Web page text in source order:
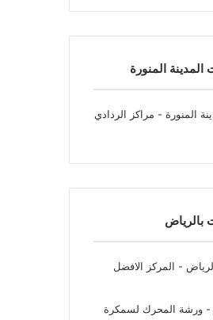
المنورة
المنورة - مراكز الردادي
بالرياض
- المركز الافضل
- ورشة المحرك لسمكرة